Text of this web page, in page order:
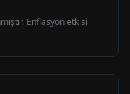
Enflasyon etkisi